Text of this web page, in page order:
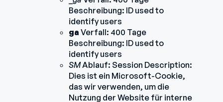
Beschreibung: ID used to
identify users
ga Verfall: 400 Tage
Beschreibung: ID used to
identify users
SMAblauf: Session Description:
Dies ist ein Microsoft-Cookie,
das wir verwenden, um die
Nutzung der Website für interne